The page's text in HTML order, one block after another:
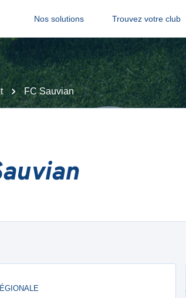
Nos solutions Trouvez votre club
FC Sauvian